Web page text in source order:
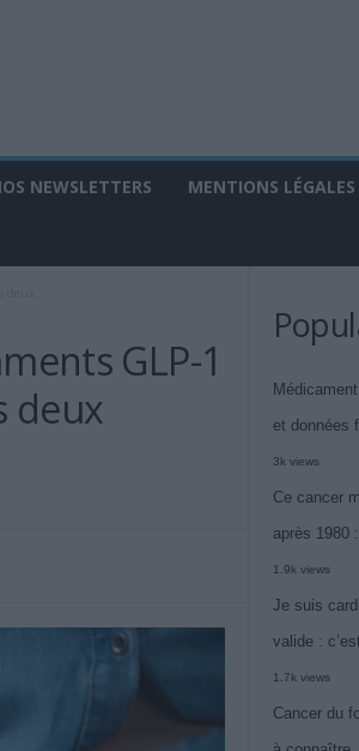
NEWSLETTERS MENTIONS LÉGALES
GLP-1
deux
et données
3k views
Ce cancer
après 1980
1.9k views
Je suis
valide :
1.7k views
Cancer du